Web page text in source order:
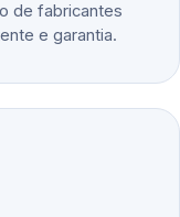
de fabricantes
e garantia.